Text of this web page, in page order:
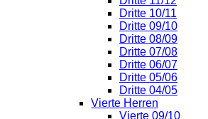
Dritte 10/11
Dritte 09/10
Dritte 08/09
Dritte 07/08
Dritte 06/07
Dritte 05/06
Dritte 04/05
Vierte Herren
Vierte 09/10